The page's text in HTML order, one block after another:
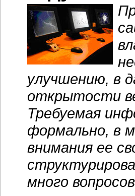
улучшению, в
открытости
Требуемая
формально, в
внимания ее
много